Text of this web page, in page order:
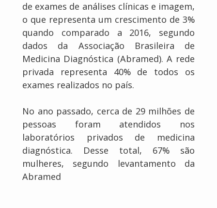
de exames de análises clínicas e imagem,
o que representa um crescimento de 3%
quando comparado a 2016, segundo
dados da Associação Brasileira de
Medicina Diagnóstica (Abramed). A rede
privada representa 40% de todos os
exames realizados no país.
No ano passado, cerca de 29 milhões de
pessoas foram atendidos nos
laboratórios privados de medicina
diagnóstica. Desse total, 67% são
mulheres, segundo levantamento da
Abramed